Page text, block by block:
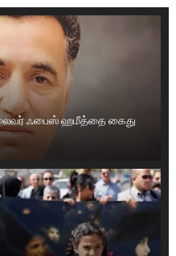
ஃபைஸ் ஹமீத்தை கைது